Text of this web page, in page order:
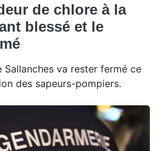
de chlore à la
blessé et le
va rester fermé ce
des sapeurs-pompiers.